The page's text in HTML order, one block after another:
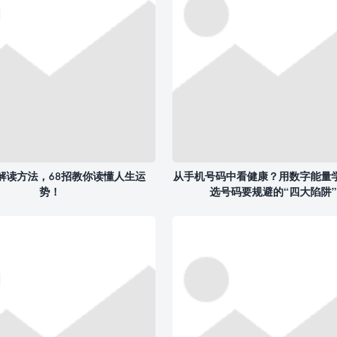
读方法，68招教你读懂人生运
势！
从手机号码中看健康？用数字能量
选号码要规避的“四大陷阱”